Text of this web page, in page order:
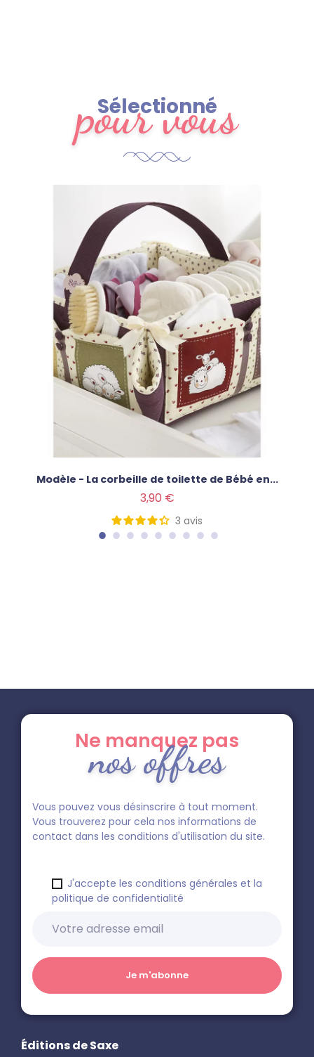
Sélectionné
pour vous
Modèle - La corbeille de toilette de Bébé en...
3,90 €
3 avis
Ne manquez pas
nos offres
Vous pouvez vous désinscrire à tout moment.
Vous trouverez pour cela nos informations de
contact dans les conditions d'utilisation du site.
J'accepte les conditions générales et la
politique de confidentialité
Éditions de Saxe